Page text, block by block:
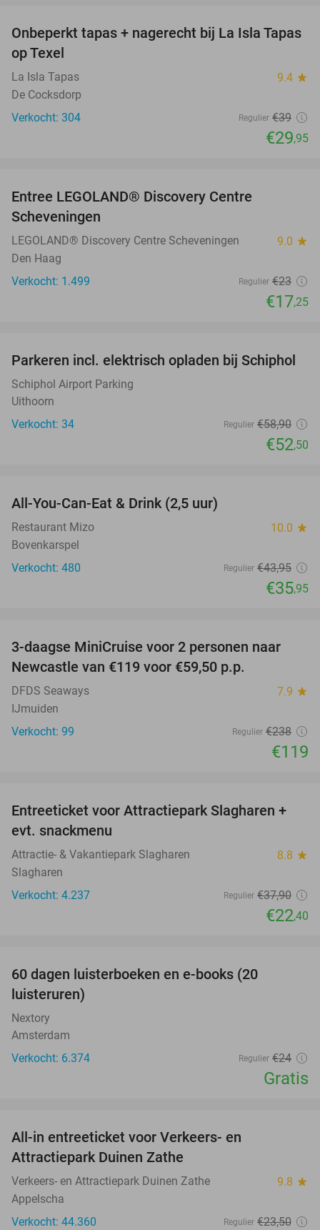
23%
Onbeperkt tapas + nagerecht bij La Isla Tapas
op Texel
La Isla Tapas 9.4 star
De Cocksdorp
Verkocht: 304
Regulier €39
€29,95
Entree LEGOLAND® Discovery Centre
Scheveningen
LEGOLAND® Discovery Centre Scheveningen 9.0 star
Den Haag
Verkocht: 1.499
Regulier €23
€17,25
11%
Parkeren incl. elektrisch opladen bij Schiphol
Schiphol Airport Parking
Uithoorn
Verkocht: 34
Regulier €58,90
€52,50
All-You-Can-Eat & Drink (2,5 uur)
Restaurant Mizo 10.0 star
Bovenkarspel
Verkocht: 480
Regulier €43,95
€35,95
50%
3-daagse MiniCruise voor 2 personen naar
Newcastle van €119 voor €59,50 p.p.
DFDS Seaways 7.9 star
IJmuiden
Verkocht: 99
Regulier €238
€119
41%
Entreeticket voor Attractiepark Slagharen +
evt. snackmenu
Attractie- & Vakantiepark Slagharen 8.8 star
Slagharen
Verkocht: 4.237
Regulier €37,90
€22,40
60 dagen luisterboeken en e-books (20
luisteruren)
Nextory
Amsterdam
Verkocht: 6.374
Regulier €24
Gratis
All-in entreeticket voor Verkeers- en
Attractiepark Duinen Zathe
Verkeers- en Attractiepark Duinen Zathe 9.8 star
Appelscha
Verkocht: 44.360
Regulier €23,50